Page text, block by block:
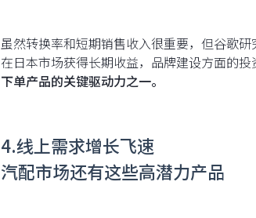
虽然转换率和短期销售收入很重要，但谷歌
在日本市场获得长期收益，品牌建设方面的投
下单产品的关键驱动力之一。
4.线上需求增长飞速
汽配市场还有这些高潜力产品